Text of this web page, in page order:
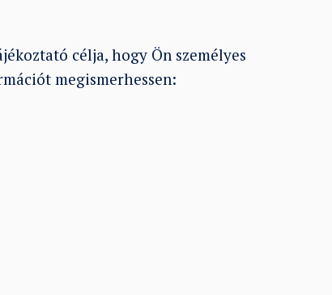
célja, hogy Ön személyes
megismerhessen: